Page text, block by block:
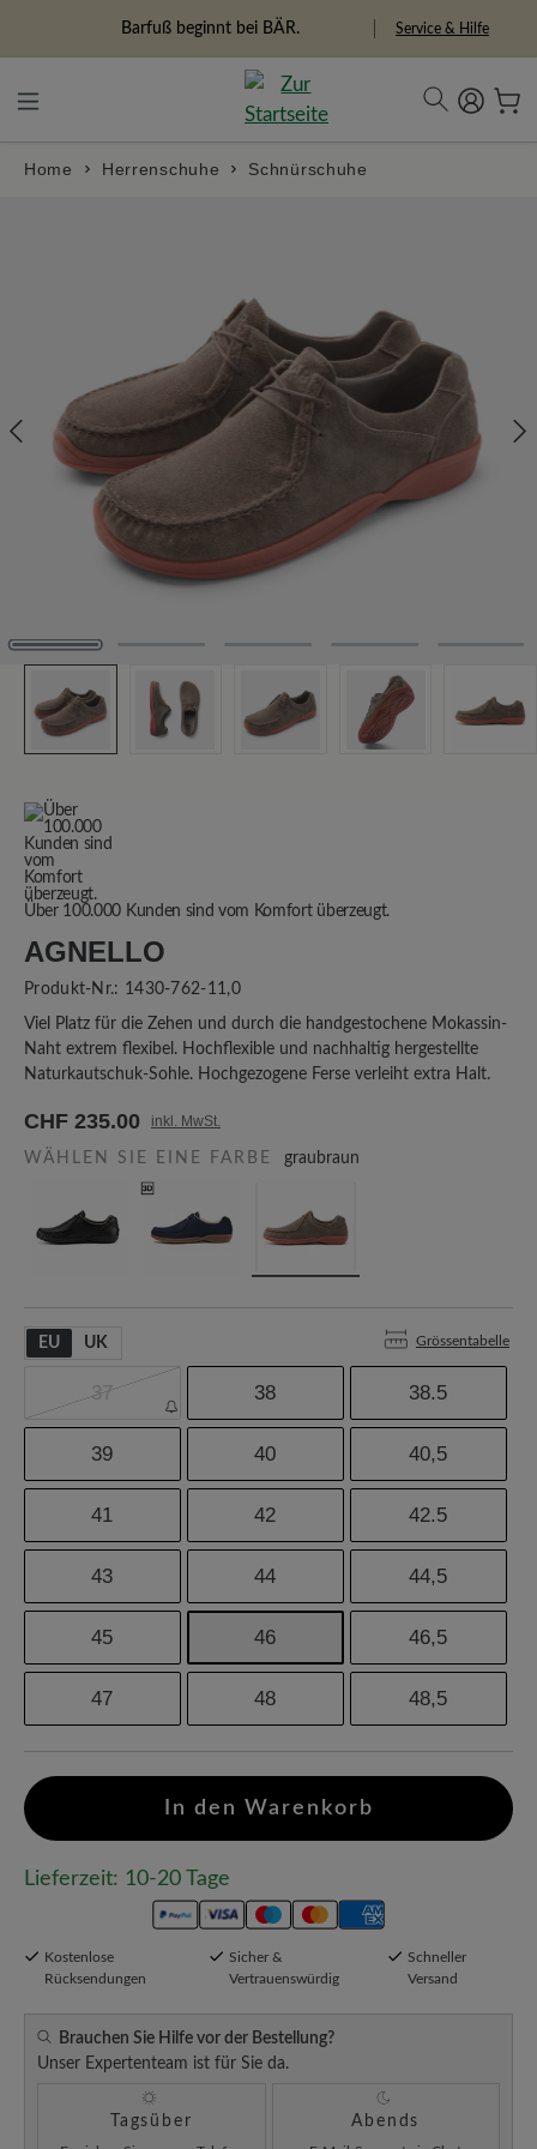
Barfuß beginnt bei BÄR.
Freiheitspioniere Service & Hilfe
Home Herrenschuhe Schnürschuhe
Über 100.000 Kunden sind vom Komfort überzeugt.
AGNELLO
Produkt-Nr.: 1430-762-11,0
Viel Platz für die Zehen und durch die handgestochene Mokassin-
Naht extrem flexibel. Hochflexible und nachhaltig hergestellte
Naturkautschuk-Sohle. Hochgezogene Ferse verleiht extra Halt.
CHF 235.00 inkl. MwSt.
WÄHLEN SIE EINE FARBE graubraun
EU UK Grössentabelle
37 38 38.5
39 40 40,5
41 42 42.5
43 44 44,5
45 46 46,5
47 48 48,5
In den Warenkorb
Lieferzeit: 10-20 Tage
Kostenlose
Rücksendungen
Sicher &
Vertrauenswürdig
Schneller
Versand
Brauchen Sie Hilfe vor der Bestellung?
Unser Expertenteam ist für Sie da.
Tagsüber Abends